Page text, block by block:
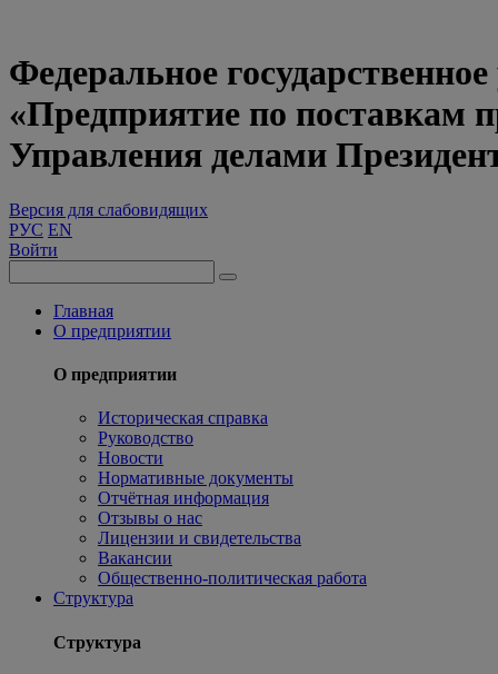
Федеральное
«Предприятие по поставкам
Управления делами
Версия для слабовидящих
РУС EN
Войти
Главная
О предприятии
О предприятии
Историческая справка
Руководство
Новости
Нормативные документы
Отчётная информация
Отзывы о нас
Лицензии и свидетельства
Вакансии
Общественно-политическая работа
Структура
Структура